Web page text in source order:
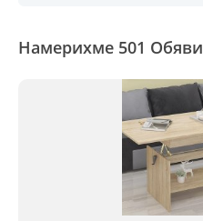
Намерихме 501 Обяви